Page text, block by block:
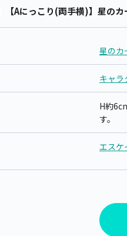
【Aにっこり(両手横)】星の
星のカ
キャラ
H約
す。
エスケ